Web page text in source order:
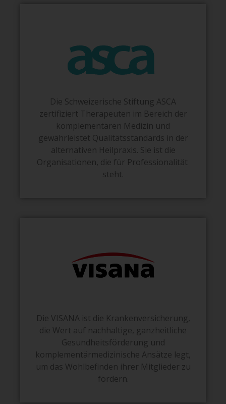
Die Schweizerische Stiftung ASCA
zertifiziert Therapeuten im Bereich der
komplementären Medizin und
gewährleistet Qualitätsstandards in der
alternativen Heilpraxis. Sie ist die
Organisationen, die für Professionalität
steht.
Die VISANA ist die Krankenversicherung,
die Wert auf nachhaltige, ganzheitliche
Gesundheitsförderung und
komplementärmedizinische Ansätze legt,
um das Wohlbefinden ihrer Mitglieder zu
fördern.